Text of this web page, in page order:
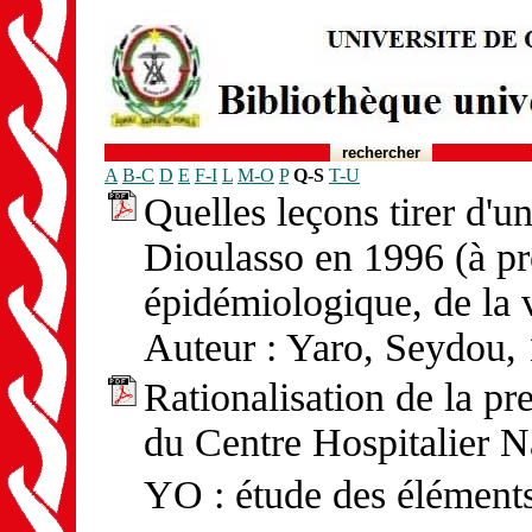
rechercher
A B-C D E F-I L M-O P Q-S T-U
Quelles leçons tirer
Dioulasso en 1996 (à
épidémiologique, de la
Auteur : Yaro, Seydou,
Rationalisation de la
du Centre Hospitalier
YO : étude des